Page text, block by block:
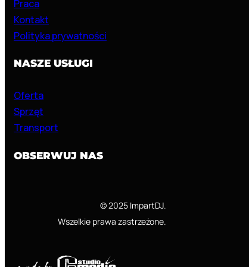
Praca
Kontakt
Polityka prywatności
NASZE USŁUGI
Oferta
Sprzęt
Transport
OBSERWUJ NAS
© 2025 ImpartDJ.
Wszelkie prawa zastrzeżone.